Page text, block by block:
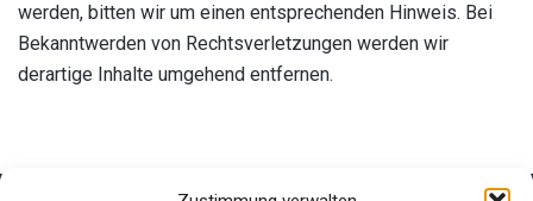
werden, bitten wir um einen entsprechenden Hinweis. Bei
Bekanntwerden von Rechtsverletzungen werden wir
derartige Inhalte umgehend entfernen.